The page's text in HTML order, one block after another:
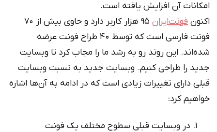
امکانات آن افزایش یافته است.
اکنون فونت‌ایران
۹۵ هزار کاربر دارد و حاوی بیش از ۷۰
فونت فارسی است که توسط ۴۰ طراح فونت عرضه
شده‌اند. این روند رو به رشد ما را مجاب کرد تا وبسایت
جدید را طراحی کنیم. وبسایت جدید به نسبت وبسایت
قبلی دارای تغییرات زیادی است که در ادامه به آن‌ها اشاره
خواهیم کرد:
در وبسایت قبلی سطوح مختلف یک فونت